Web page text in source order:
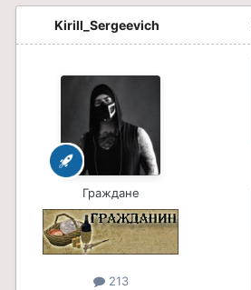
Kirill_Sergeevich
Граждане
213